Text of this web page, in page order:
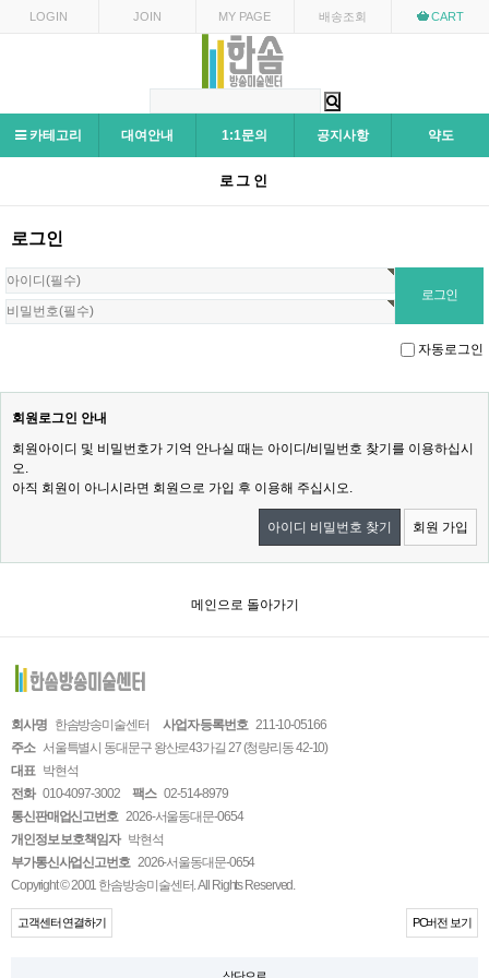
LOGIN JOIN MY PAGE 배송조회 CART
카테고리 대여안내 1:1문의 공지사항 약도
로그인
로그인
자동로그인
회원로그인 안내
회원아이디 및 비밀번호가 기억 안나실 때는 아이디/비밀번호 찾기를 이용하십시
오.
아직 회원이 아니시라면 회원으로 가입 후 이용해 주십시오.
아이디 비밀번호 찾기 회원 가입
메인으로 돌아가기
회사명 한솜방송미술센터 사업자 등록번호 211-10-05166
주소 서울특별시 동대문구 왕산로43가길 27 (청량리동 42-10)
대표 박현석
전화 010-4097-3002 팩스 02-514-8979
통신판매업신고번호 2026-서울동대문-0654
개인정보 보호책임자 박현석
부가통신사업신고번호 2026-서울동대문-0654
Copyright © 2001 한솜방송미술센터. All Rights Reserved.
고객센터 연결하기 PC버전 보기